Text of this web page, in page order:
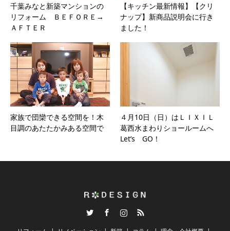
千葉みなと新築マンションの
リフォーム ＢＥＦＯＲＥ→
ＡＦＴＥＲ
【キッチン最新情報】【クリ
ナップ】新商品説明会に行き
ました！
家族で団欒できる空間を！木
目調のあたたかみある空間で
４月10日（日）はＬＩＸＩＬ
葛西水まわりショールームへ
Let’s GO！
InstagramRSS